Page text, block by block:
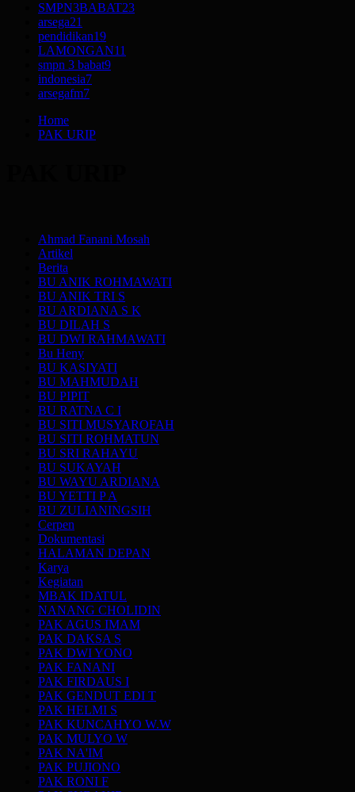
SMPN3BABAT23
arsega21
pendidikan19
LAMONGAN11
smpn 3 babat9
indonesia7
arsegafm7
Home
PAK URIP
Ahmad Fanani Mosah
Artikel
Berita
BU ANIK ROHMAWATI
BU ANIK TRI S
BU ARDIANA S K
BU DILAH S
BU DWI RAHMAWATI
Bu Heny
BU KASIYATI
BU MAHMUDAH
BU PIPIT
BU RATNA C I
BU SITI MUSYAROFAH
BU SITI ROHMATUN
BU SRI RAHAYU
BU SUKAYAH
BU WAYU ARDIANA
BU YETTI P A
BU ZULIANINGSIH
Cerpen
Dokumentasi
HALAMAN DEPAN
Karya
Kegiatan
MBAK IDATUL
NANANG CHOLIDIN
PAK AGUS IMAM
PAK DAKSA S
PAK DWI YONO
PAK FANANI
PAK FIRDAUS I
PAK GENDUT EDI T
PAK HELMI S
PAK KUNCAHYO W.W
PAK MULYO W
PAK NA'IM
PAK PUJIONO
PAK RONI F